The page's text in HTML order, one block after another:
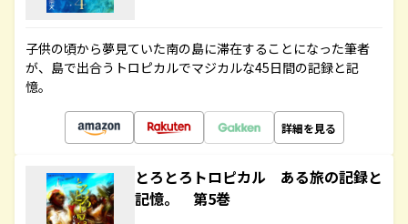
子供の頃から夢見ていた南の島に滞在することになった筆者
が、島で出合うトロピカルでマジカルな45日間の記録と記
憶。
詳細を見る
とろとろトロピカル ある旅の記録と
記憶。 第5巻